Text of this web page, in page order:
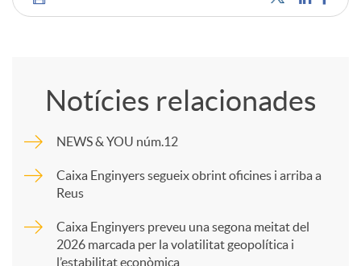
C
m
p
a
Notícies relacionades
NEWS & YOU núm.12
Caixa Enginyers segueix obrint oficines i arriba a
Reus
Caixa Enginyers preveu una segona meitat del
2026 marcada per la volatilitat geopolítica i
l’estabilitat econòmica